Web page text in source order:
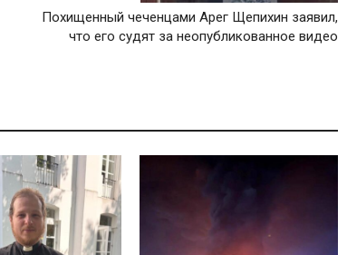
Похищенный чеченцами Арег Щепихин заявил,
что его судят за неопубликованное видео